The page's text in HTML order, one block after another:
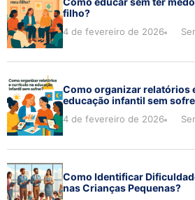
filho?
4 de fevereiro de 2026
Como organizar relatórios
educação infantil sem
4 de fevereiro de 2026
Como Identificar
nas Crianças Pequenas?